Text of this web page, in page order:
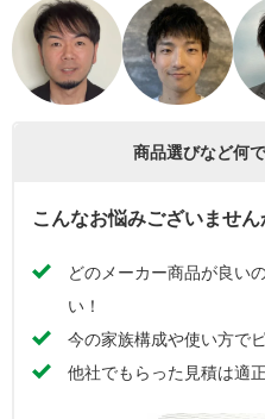
商品選びなど何
こんなお悩みございません
どのメーカー商品が良い
い！
今の家族構成や使い方で
他社でもらった見積は適